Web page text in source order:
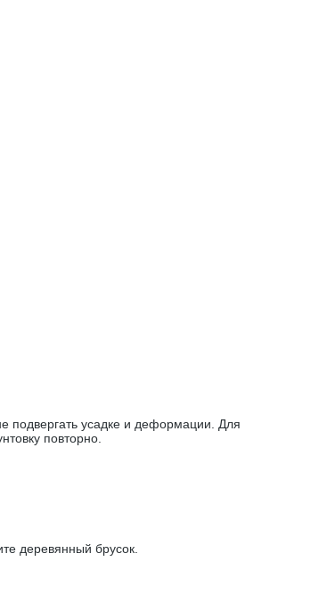
подвергать усадке и деформации. Для
повторно.
деревянный брусок.